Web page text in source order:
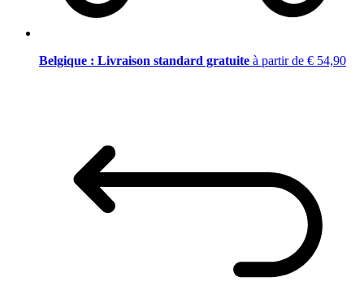
Belgique : Livraison standard gratuite à partir de € 54,90